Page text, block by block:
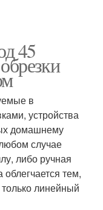
45
в
устройства
домашнему
случае
либо ручная
тем,
только линейный